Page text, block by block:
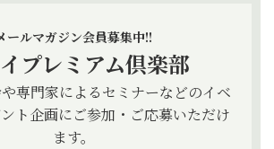
ールマガジン会員募集中!!
プレミアム倶楽部
専門家によるセミナーなどのイベ
ト企画にご参加・ご応募いただけ
ます。